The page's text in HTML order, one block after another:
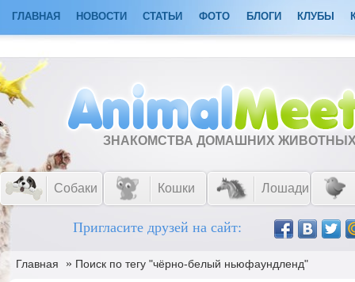
ГЛАВНАЯ НОВОСТИ СТАТЬИ ФОТО БЛОГИ КЛУБЫ
ЗНАКОМСТВА ДОМАШНИХ
Собаки Кошки Лошади
Пригласите друзей на сайт:
Главная » Поиск по тегу "чёрно-белый ньюфаундленд"